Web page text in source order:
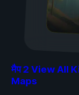
मैप2 View All
Maps